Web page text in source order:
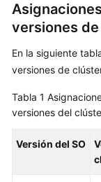
Pasos
Guía
usuario
y
versiones
En la siguiente
versiones de
Tabla 1
versiones del
Versión del SO